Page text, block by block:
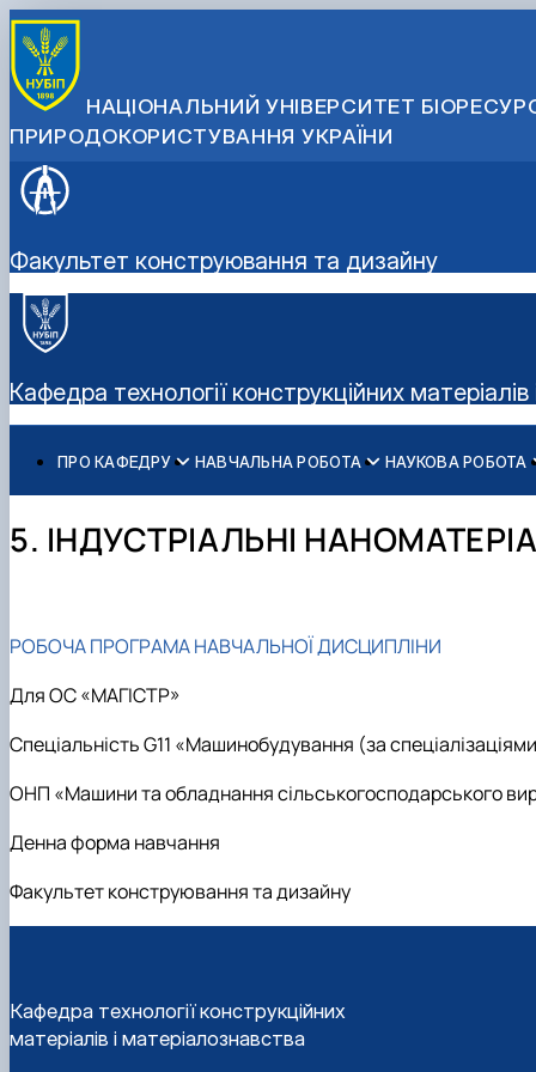
НАЦІОНАЛЬНИЙ УНІВЕРСИТЕТ
ПРИРОДОКОРИСТУВАННЯ УКРАЇНИ
Факультет конструювання та дизайну
Кафедра технології конструкційних
ПРО КАФЕДРУ
Історія кафедри
Профорієнтаційні заходи
НАВЧАЛЬНА РОБОТА
Навчальні дисципліни, робочі програми для ОС
Методичні матеріали для навчання студентів
НАУКОВА РОБОТА
Аспірантура
МАТЕРІАЛОЗНАВСТВО
5. ІНДУСТРІАЛЬНІ
РОБОЧА ПРОГРАМА НАВЧАЛЬНОЇ ДИСЦИПЛІНИ
Для ОС «МАГІСТР»
Спеціальність G11 «Машинобудування (за
ОНП «Машини та обладнання сільськогосподарського
Денна форма навчання
Факультет конструювання та дизайну
Кафедра технології конструкційних
матеріалів і матеріалознавства